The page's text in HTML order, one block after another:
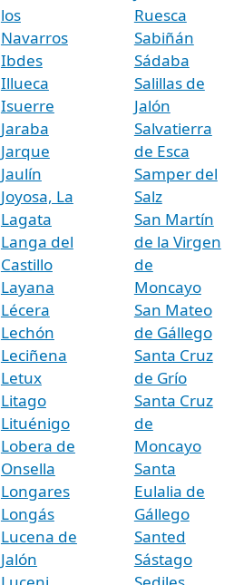
los
Navarros
Ibdes
Illueca
Isuerre
Jaraba
Jarque
Jaulín
Joyosa, La
Lagata
Langa del
Castillo
Layana
Lécera
Lechón
Leciñena
Letux
Litago
Lituénigo
Lobera de
Onsella
Longares
Longás
Lucena de
Jalón
Ruesca
Sabiñán
Sádaba
Salillas de
Jalón
Salvatierra
de Esca
Samper del
Salz
San Martín
de la Virgen
de
Moncayo
San Mateo
de Gállego
Santa Cruz
de Grío
Santa Cruz
de
Moncayo
Santa
Eulalia de
Gállego
Santed
Sástago